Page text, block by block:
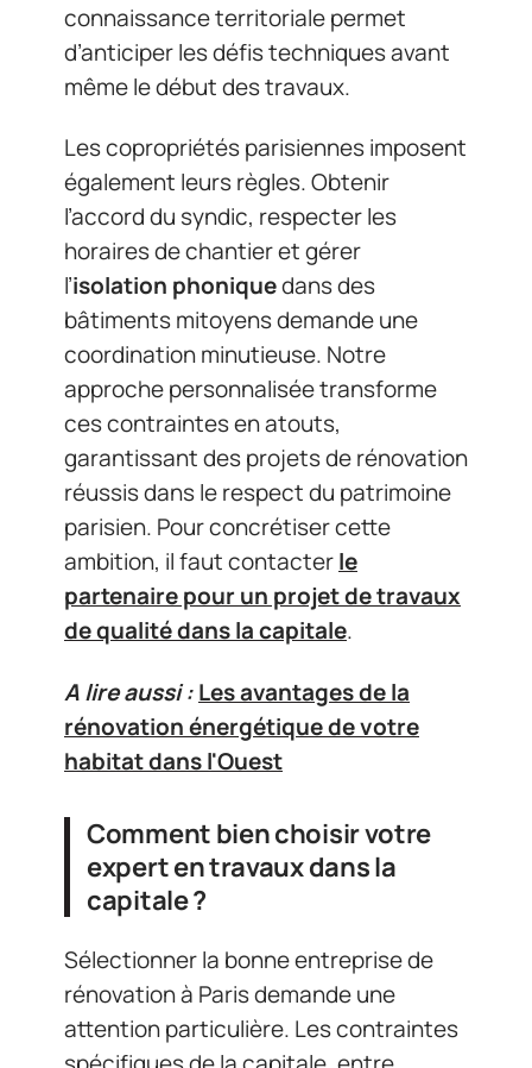
connaissance territoriale permet
d’anticiper les défis techniques avant
même le début des travaux.
Les copropriétés parisiennes imposent
également leurs règles. Obtenir
l’accord du syndic, respecter les
horaires de chantier et gérer
l’isolation phoniquedans des
bâtiments mitoyens demande une
coordination minutieuse. Notre
approche personnalisée transforme
ces contraintes en atouts,
garantissant des projets de rénovation
réussis dans le respect du patrimoine
parisien. Pour concrétiser cette
ambition, il faut contacterle
partenaire pour un projet de travaux
de qualité dans la capitale.
A lire aussi :Les avantages de la
rénovation énergétique de votre
habitat dans l'Ouest
Comment bien choisir votre
expert en travaux dans la
capitale ?
Sélectionner la bonne entreprise de
rénovation à Paris demande une
attention particulière. Les contraintes